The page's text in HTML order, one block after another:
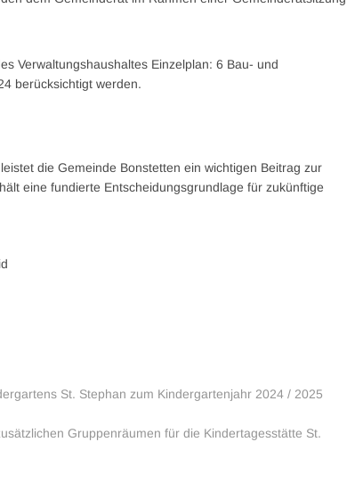
Verwaltungshaushaltes Einzelplan: 6 Bau- und
berücksichtigt werden.
die Gemeinde Bonstetten ein wichtigen Beitrag zur
eine fundierte Entscheidungsgrundlage für zukünftige
St. Stephan zum Kindergartenjahr 2024 / 2025
Gruppenräumen für die Kindertagesstätte St.